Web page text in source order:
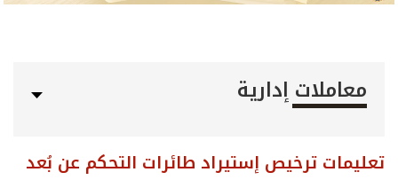
معاملات إدارية
تعليمات ترخيص إستيراد طائرات التحكم عن بُعد